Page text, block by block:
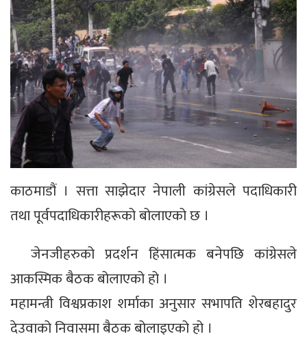
काठमाडौं । सत्ता साझेदार नेपाली कांग्रेसले पदाधिकारी
तथा पूर्वपदाधिकारीहरूको बोलाएको छ ।
जेनजीहरुको प्रदर्शन हिंसात्मक बनेपछि कांग्रेसले
आकस्मिक बैठक बोलाएको हो ।
महामन्त्री विश्वप्रकाश शर्माका अनुसार सभापति शेरबहादुर
देउवाको निवासमा बैठक बोलाइएको हो ।